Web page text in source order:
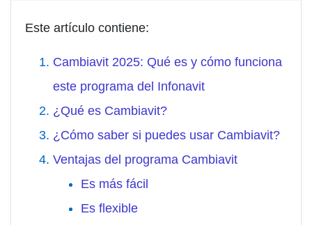
Este artículo contiene:
Cambiavit 2025: Qué es y cómo funciona
este programa del Infonavit
¿Qué es Cambiavit?
¿Cómo saber si puedes usar Cambiavit?
Ventajas del programa Cambiavit
Es más fácil
Es flexible